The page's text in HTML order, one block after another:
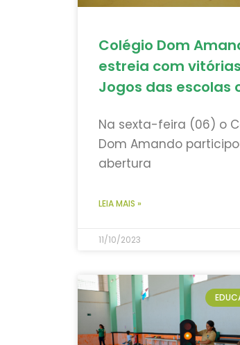
Colégio Dom
estreia com
Jogos das escolas
Na sexta-feira (06) o
Dom Amando
abertura
LEIA MAIS »
11/10/2023